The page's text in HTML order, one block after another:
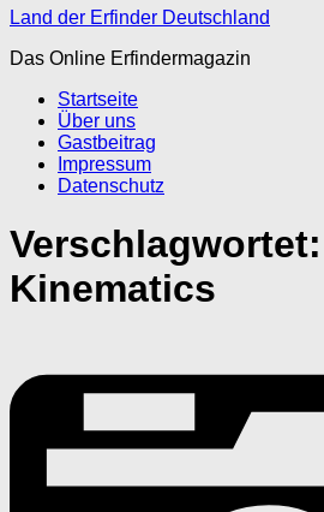
Land der Erfinder Deutschland
Das Online Erfindermagazin
Startseite
Über uns
Gastbeitrag
Impressum
Datenschutz
Verschlagwortet:
Kinematics